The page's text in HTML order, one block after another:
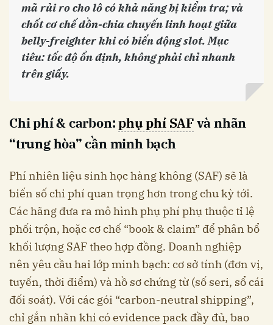
mã rủi ro cho lô có khả năng bị kiểm tra; và
chốt cơ chế dồn-chia chuyến linh hoạt giữa
belly-freighter khi có biến động slot. Mục
tiêu: tốc độ ổn định, không phải chỉ nhanh
trên giấy.
Chi phí & carbon:phụ phí SAFvà nhãn
“trung hòa” cần minh bạch
Phí nhiên liệu sinh học hàng không (SAF) sẽ là
biến số chi phí quan trọng hơn trong chu kỳ tới.
Các hãng đưa ra mô hình phụ phí phụ thuộc tỉ lệ
phối trộn, hoặc cơ chế “book & claim” để phân bổ
khối lượng SAF theo hợp đồng. Doanh nghiệp
nên yêu cầu hai lớp minh bạch: cơ sở tính (đơn vị,
tuyến, thời điểm) và hồ sơ chứng từ (số seri, sổ cái
đối soát). Với các gói “carbon-neutral shipping”,
chỉ gắn nhãn khi có evidence pack đầy đủ, bao